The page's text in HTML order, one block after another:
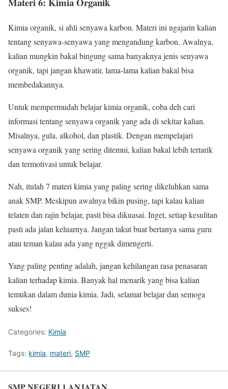
Kimia organik, si ahli senyawa karbon. Materi ini ngajarin kalian
tentang senyawa-senyawa yang mengandung karbon. Awalnya,
kalian mungkin bakal bingung sama banyaknya jenis senyawa
organik, tapi jangan khawatir, lama-lama kalian bakal bisa
membedakannya.
Untuk mempermudah belajar kimia organik, coba deh cari
informasi tentang senyawa organik yang ada di sekitar kalian.
Misalnya, gula, alkohol, dan plastik. Dengan mempelajari
senyawa organik yang sering ditemui, kalian bakal lebih tertarik
dan termotivasi untuk belajar.
Nah, itulah 7 materi kimia yang paling sering dikeluhkan sama
anak SMP. Meskipun awalnya bikin pusing, tapi kalau kalian
telaten dan rajin belajar, pasti bisa dikuasai. Inget, setiap kesulitan
pasti ada jalan keluarnya. Jangan takut buat bertanya sama guru
atau teman kalau ada yang nggak dimengerti.
Yang paling penting adalah, jangan kehilangan rasa penasaran
kalian terhadap kimia. Banyak hal menarik yang bisa kalian
temukan dalam dunia kimia. Jadi, selamat belajar dan semoga
sukses!
Categories: Kimia
Tags: kimia, materi, SMP
SMP NEGERI 1 ANJATAN